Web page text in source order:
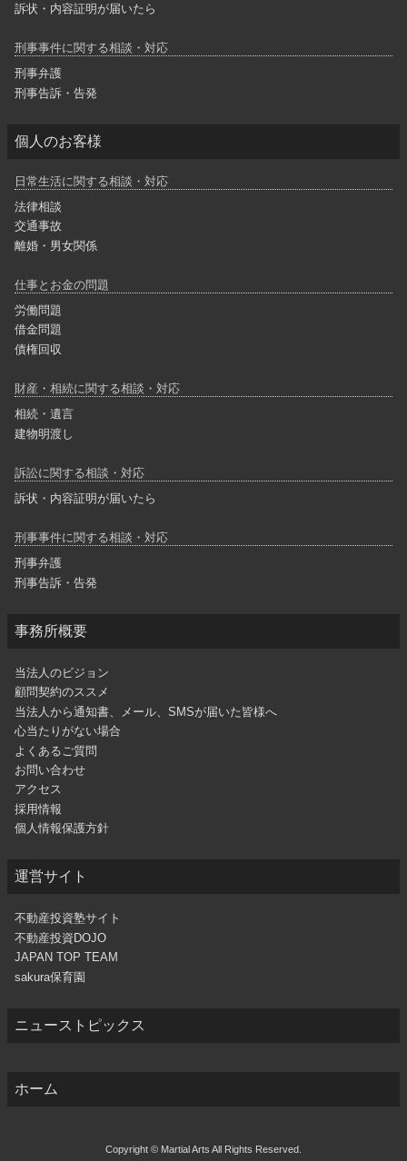
訴状・内容証明が届いたら
刑事事件に関する相談・対応
刑事弁護
刑事告訴・告発
個人のお客様
日常生活に関する相談・対応
法律相談
交通事故
離婚・男女関係
仕事とお金の問題
労働問題
借金問題
債権回収
財産・相続に関する相談・対応
相続・遺言
建物明渡し
訴訟に関する相談・対応
訴状・内容証明が届いたら
刑事事件に関する相談・対応
刑事弁護
刑事告訴・告発
事務所概要
当法人のビジョン
顧問契約のススメ
当法人から通知書、メール、SMSが届いた皆様へ
心当たりがない場合
よくあるご質問
お問い合わせ
アクセス
採用情報
個人情報保護方針
運営サイト
不動産投資塾サイト
不動産投資DOJO
JAPAN TOP TEAM
sakura保育園
ニューストピックス
ホーム
Copyright © Martial Arts All Rights Reserved.